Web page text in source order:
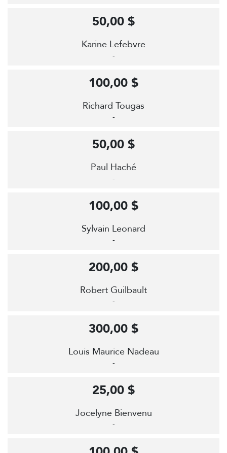
Karine Lefebvre
-
50,00 $
Richard Tougas
-
100,00 $
Paul Haché
-
50,00 $
Sylvain Leonard
-
100,00 $
Robert Guilbault
-
200,00 $
Louis Maurice Nadeau
-
300,00 $
Jocelyne Bienvenu
-
25,00 $